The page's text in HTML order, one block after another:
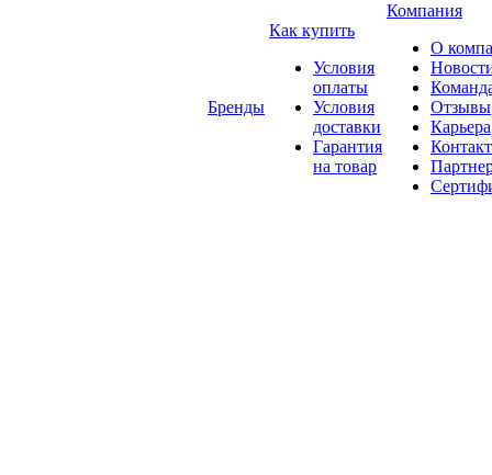
Бренды
Как купить
Условия
оплаты
Условия
доставки
Гарантия
на товар
Компания
О
Отзывы
Карьера